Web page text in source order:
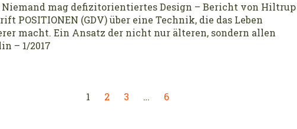
mag defizitorientiertes Design – Bericht von Hiltrup
POSITIONEN (GDV) über eine Technik, die das Leben
macht. Ein Ansatz der nicht nur älteren, sondern allen
– 1/2017
1 2 3 … 6